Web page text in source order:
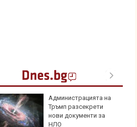
Администрацията на
Тръмп разсекрети
нови документи за
НЛО